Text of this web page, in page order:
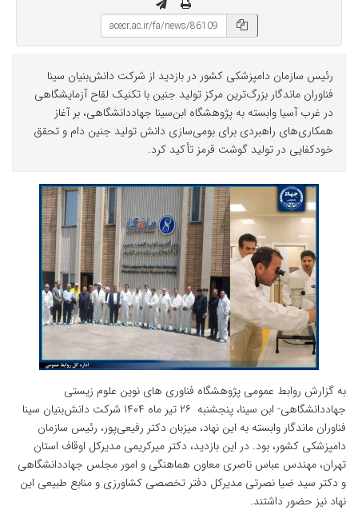
رئیس سازمان دامپزشکی کشور در بازدید از شرکت دانش‌بنیان سینا
فناوران ماندگار بزرگ‌ترین مرکز تولید جنین با تکنیک لقاح آزمایشگاهی
در غرب آسیا وابسته به پژوهشگاه ابن‌سینا جهاددانشگاهی، بر آغاز
همکاری‌های راهبردی برای بومی‌سازی دانش تولید جنین دام و تحقق
خودکفایی در تولید گوشت قرمز تأکید کرد.
به گزارش روابط عمومی پژوهشگاه فناوری های نوین علوم زیستی
جهاددانشگاهی- ابن سینا، پنجشنبه ۲۶ تیر ماه ۱۴۰۴ شرکت دانش‌بنیان سینا
فناوران ماندگار وابسته به این نهاد، میزبان دکتر رفیعی‌پور، رئیس سازمان
دامپزشکی کشور، بود. در این بازدید، دکتر میرکریمی مدیرکل اوقاف استان
تهران، مهندس عباس ناصری معاون هماهنگی و امور مجلس جهاددانشگاهی
و دکتر سید ضیا نصرتی مدیرکل دفتر تخصصی کشاورزی و منابع طبیعی این
نهاد نیز حضور داشتند.